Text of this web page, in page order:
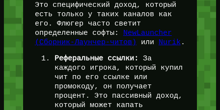
Это специфический доход, который
есть только у таких каналов как
его. Флюгер часто светит
определенные софты: NewLauncher
(Сборник-Лаунчер-читов)
или Nurik .
Реферальные ссылки:
За
каждого игрока, который купил
чит по его ссылке или
промокоду, он получает
процент. Это пассивный доход,
который может капать